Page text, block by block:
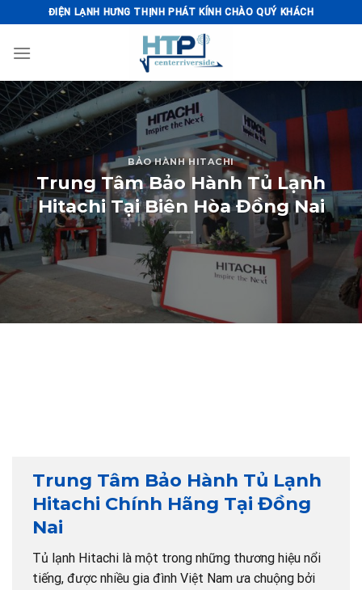
to
content
ĐIỆN LẠNH HƯNG THỊNH PHÁT KÍNH CHÀO QUÝ KHÁCH
BẢO HÀNH HITACHI
Trung Tâm Bảo Hành Tủ Lạnh
Hitachi Tại Biên Hòa Đồng Nai
Trung Tâm Bảo Hành Tủ Lạnh
Hitachi Chính Hãng Tại Đồng
Nai
Tủ lạnh Hitachi là một trong những thương hiệu nổi
tiếng, được nhiều gia đình Việt Nam ưa chuộng bởi